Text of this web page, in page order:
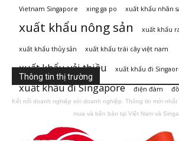
Vietnam Singapore xing ga po xuất khẩu nhãn
xuất khẩu nông sản xuất khẩu
xuất khẩu thủy sản xuất khẩu trái cây việt nam
xuất khẩu vải thiều xuất khẩu đi
xuất khẩu đi Singapore điện đàm
Thông tin thị trường
Kết nối doanh nghiệp với doanh nghiệp. Thông tin mới
mua và bên bán tại Việt Nam và